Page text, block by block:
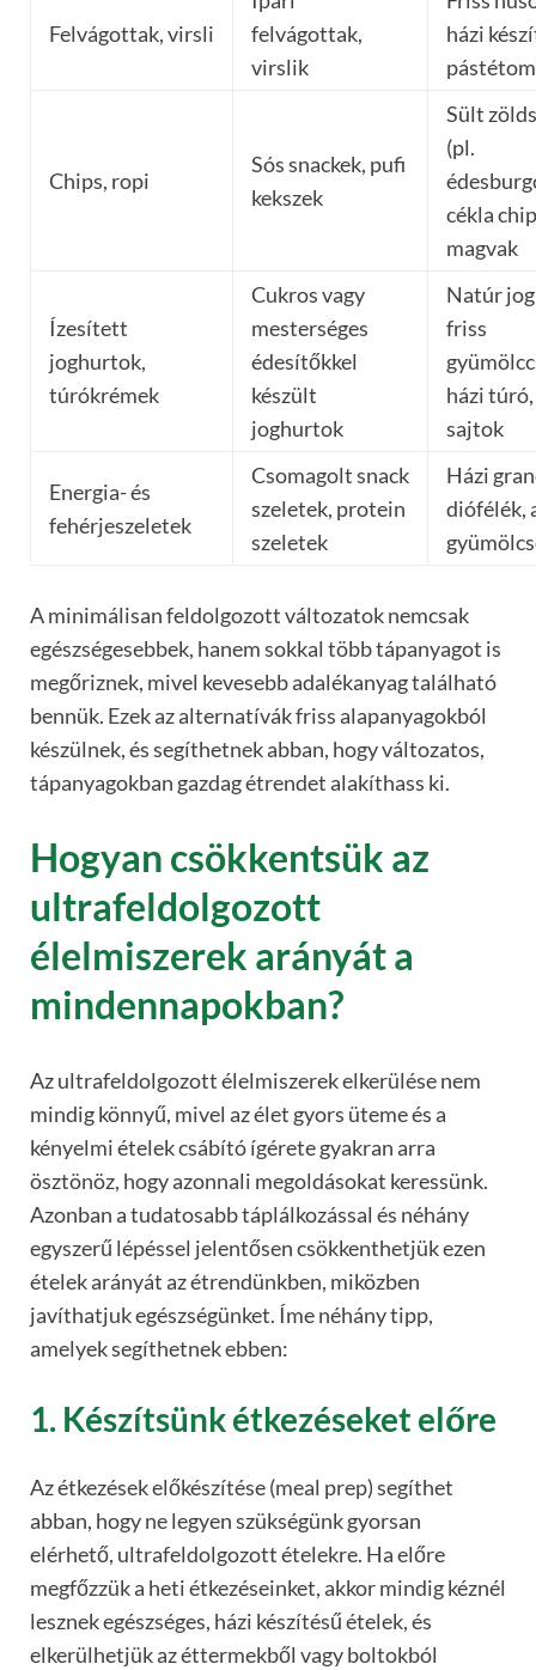
Felvágottak, virsli
felvágottak,
virslik
házi
Chips, ropi
Sós snackek, pufi
kekszek
Sült
(pl.
cékla
magvak
Ízesített
joghurtok,
túrókrémek
Cukros vagy
mesterséges
édesítőkkel
készült
joghurtok
Natúr
friss
házi
sajtok
Energia- és
fehérjeszeletek
Csomagolt snack
szeletek, protein
szeletek
Házi
diófélék,
A minimálisan feldolgozott változatok nemcsak
egészségesebbek, hanem sokkal több tápanyagot is
megőriznek, mivel kevesebb adalékanyag található
bennük. Ezek az alternatívák friss alapanyagokból
készülnek, és segíthetnek abban, hogy változatos,
tápanyagokban gazdag étrendet alakíthass ki.
Hogyan csökkentsük az
ultrafeldolgozott
élelmiszerek arányát a
mindennapokban?
Az ultrafeldolgozott élelmiszerek elkerülése nem
mindig könnyű, mivel az élet gyors üteme és a
kényelmi ételek csábító ígérete gyakran arra
ösztönöz, hogy azonnali megoldásokat keressünk.
Azonban a tudatosabb táplálkozással és néhány
egyszerű lépéssel jelentősen csökkenthetjük ezen
ételek arányát az étrendünkben, miközben
javíthatjuk egészségünket. Íme néhány tipp,
amelyek segíthetnek ebben:
1. Készítsünk étkezéseket előre
Az étkezések előkészítése (meal prep) segíthet
abban, hogy ne legyen szükségünk gyorsan
elérhető, ultrafeldolgozott ételekre. Ha előre
megfőzzük a heti étkezéseinket, akkor mindig kéznél
lesznek egészséges, házi készítésű ételek, és
elkerülhetjük az éttermekből vagy boltokból